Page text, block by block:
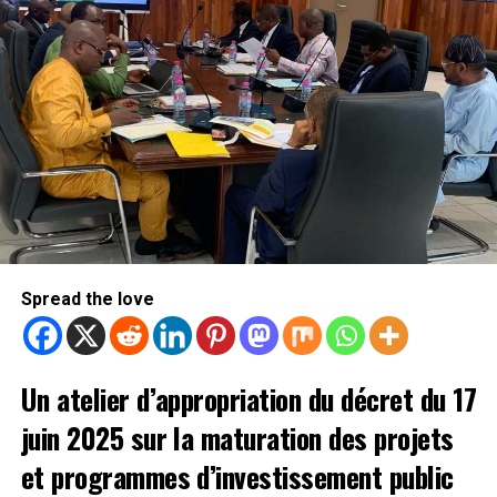
Spread the love
Un atelier d’appropriation du décret du 17
juin 2025 sur la maturation des projets
et programmes d’investissement public